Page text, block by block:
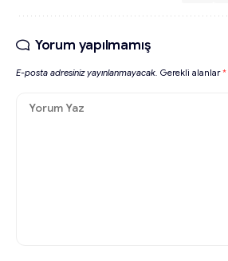
Yorum yapılmamış
E-posta adresiniz yayınlanmayacak. Gerekli alanlar*